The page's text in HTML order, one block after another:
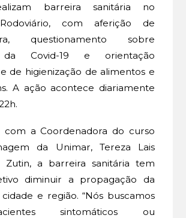
barreira sanitária no
com aferição de
questionamento sobre
da Covid-19 e orientação
de higienização de alimentos e
A ação acontece diariamente
com a Coordenadora do curso
da Unimar, Tereza Lais
Zutin, a barreira sanitária tem
diminuir a propagação da
e região. “Nós buscamos
sintomáticos ou